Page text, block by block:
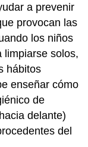
a prevenir
provocan las
los niños
limpiarse solos,
hábitos
enseñar cómo
de
delante)
del